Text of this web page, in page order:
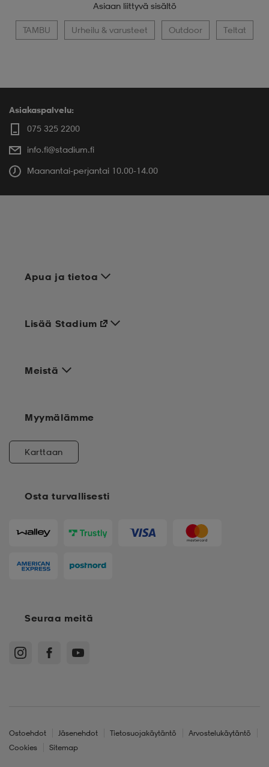
Asiaan liittyvä sisältö
TAMBU Urheilu & varusteet Outdoor Teltat
Asiakaspalvelu:
075 325 2200
info.fi@stadium.fi
Maanantai-perjantai 10.00-14.00
Apua ja tietoa
Meistä
Osta turvallisesti
Lisää Stadium
Myymälämme
Karttaan
Seuraa meitä
Ostoehdot Jäsenehdot Tietosuojakäytäntö
Arvostelukäytäntö
Cookies
Sitemap